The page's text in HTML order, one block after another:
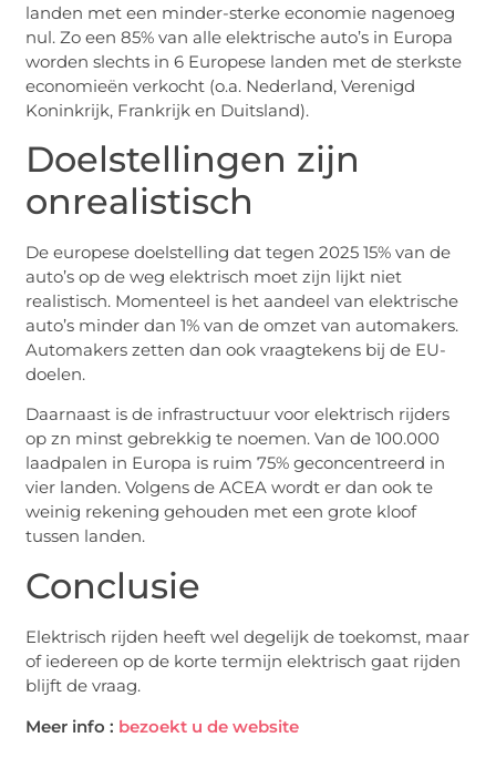
landen met een minder-sterke economie nagenoeg
nul. Zo een 85% van alle elektrische auto’s in Europa
worden slechts in 6 Europese landen met de sterkste
economieën verkocht (o.a. Nederland, Verenigd
Koninkrijk, Frankrijk en Duitsland).
Doelstellingen zijn
onrealistisch
De europese doelstelling dat tegen 2025 15% van de
auto’s op de weg elektrisch moet zijn lijkt niet
realistisch. Momenteel is het aandeel van elektrische
auto’s minder dan 1% van de omzet van automakers.
Automakers zetten dan ook vraagtekens bij de EU-
doelen.
Daarnaast is de infrastructuur voor elektrisch rijders
op zn minst gebrekkig te noemen. Van de 100.000
laadpalen in Europa is ruim 75% geconcentreerd in
vier landen. Volgens de ACEA wordt er dan ook te
weinig rekening gehouden met een grote kloof
tussen landen.
Conclusie
Elektrisch rijden heeft wel degelijk de toekomst, maar
of iedereen op de korte termijn elektrisch gaat rijden
blijft de vraag.
Meer info : bezoekt u de website